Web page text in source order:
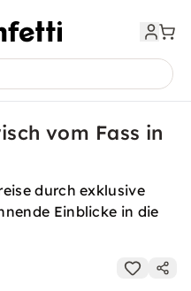
vom Fass in
durch exklusive
Einblicke in die